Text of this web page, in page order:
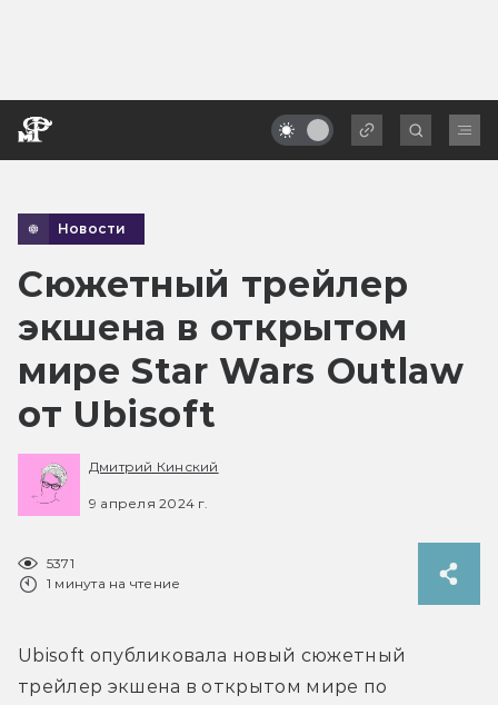
Новости
Сюжетный трейлер
экшена в открытом
мире Star Wars Outlaw
от Ubisoft
Дмитрий Кинский
9 апреля 2024 г.
5371
1 минута на чтение
Ubisoft опубликовала новый сюжетный
трейлер экшена в открытом мире по